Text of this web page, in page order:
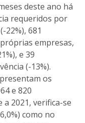
deste ano há
requeridos por
22%), 681
empresas,
e 39
(-13%).
os
e 820
a 2021, verifica-se
como no